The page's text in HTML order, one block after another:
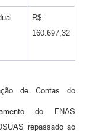
R$
160.697,32
de Contas do
do FNAS
repassado ao